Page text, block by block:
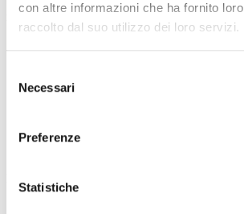
con altre informazioni che ha fornito
raccolto dal suo utilizzo dei loro servizi.
delNecessari
Preferenze
Statistiche
in Balboni
7 Agosto 1937 - 8 Aprile 2022
Cimitero di Cento